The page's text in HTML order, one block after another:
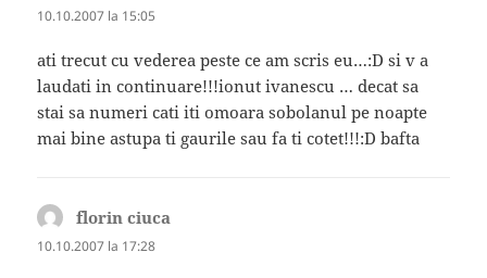
10.10.2007 la 15:05
ati trecut cu vederea peste ce am scris eu…:D si v a
laudati in continuare!!!ionut ivanescu … decat sa
stai sa numeri cati iti omoara sobolanul pe noapte
mai bine astupa ti gaurile sau fa ti cotet!!!:D bafta
florin ciuca
10.10.2007 la 17:28